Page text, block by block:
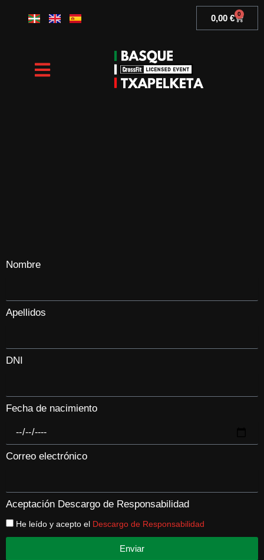
0,00 € 0
Basket
Nombre
Apellidos
DNI
Fecha de nacimiento
Correo electrónico
Aceptación Descargo de Responsabilidad
He leído y acepto el Descargo de Responsabilidad
Enviar